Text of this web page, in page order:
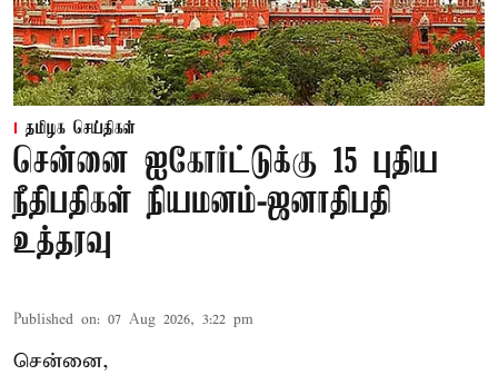
தமிழக செய்திகள்
சென்னை ஐகோர்ட்டுக்கு 15 புதிய
நீதிபதிகள் நியமனம்-ஜனாதிபதி
உத்தரவு
Published on: 07 Aug 2026, 3:22 pm
சென்னை,